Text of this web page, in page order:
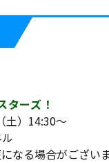
ターズ！
土）14:30～
なる場合がございま